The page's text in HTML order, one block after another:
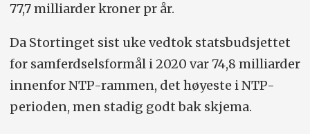
77,7 milliarder kroner pr år.
Da Stortinget sist uke vedtok statsbudsjettet
for samferdselsformål i 2020 var 74,8 milliarder
innenfor NTP-rammen, det høyeste i NTP-
perioden, men stadig godt bak skjema.